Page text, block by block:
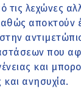
τις λεχώνες
αποκτούν
που
και
ανησυχία.